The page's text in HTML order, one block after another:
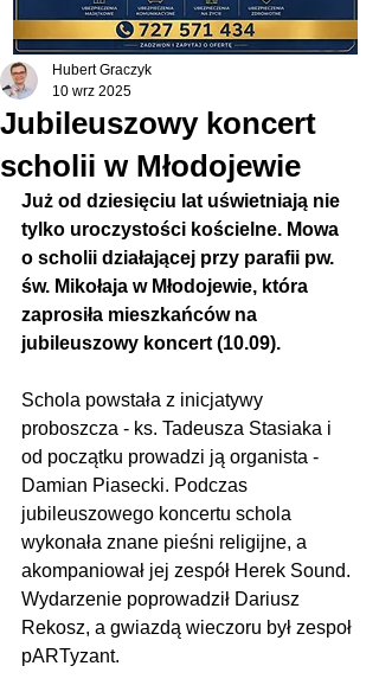
Jubileuszowy koncert
scholii w Młodojewie
Hubert Graczyk
10 wrz 2025
Już od dziesięciu lat uświetniają nie
tylko uroczystości kościelne. Mowa
o scholii działającej przy parafii pw.
św. Mikołaja w Młodojewie, która
zaprosiła mieszkańców na
jubileuszowy koncert (10.09).
Schola powstała z inicjatywy
proboszcza - ks. Tadeusza Stasiaka i
od początku prowadzi ją organista -
Damian Piasecki. Podczas
jubileuszowego koncertu schola
wykonała znane pieśni religijne, a
akompaniował jej zespół Herek Sound.
Wydarzenie poprowadził Dariusz
Rekosz, a gwiazdą wieczoru był zespoł
pARTyzant.